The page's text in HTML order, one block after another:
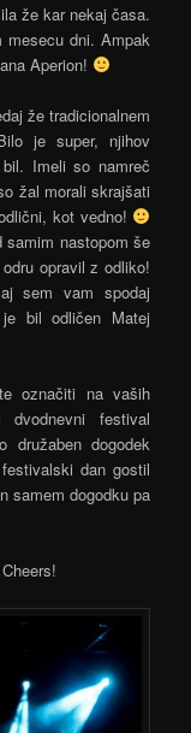
že kar nekaj časa.
dni. Ampak
Aperion!
že tradicionalnem
je super, njihov
Imeli so namreč
žal morali skrajšati
kot vedno!
samim nastopom še
opravil z odliko!
sem vam spodaj
bil odličen Matej
označiti na vaših
festival
družaben dogodek
dan gostil
samem dogodku pa